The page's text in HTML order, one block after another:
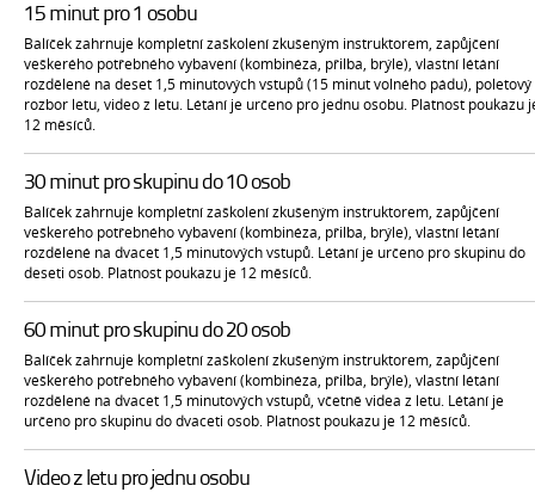
15 minut pro 1 osobu
Balíček zahrnuje kompletní zaškolení zkušeným instruktorem, zapůjčení
veškerého potřebného vybavení (kombinéza, přilba, brýle), vlastní létání
rozdělené na deset 1,5 minutových vstupů (15 minut volného pádu), poletový
rozbor letu, video z letu. Létání je určeno pro jednu osobu. Platnost poukazu
12 měsíců.
30 minut pro skupinu do 10 osob
Balíček zahrnuje kompletní zaškolení zkušeným instruktorem, zapůjčení
veškerého potřebného vybavení (kombinéza, přilba, brýle), vlastní létání
rozdělené na dvacet 1,5 minutových vstupů. Létání je určeno pro skupinu do
deseti osob. Platnost poukazu je 12 měsíců.
60 minut pro skupinu do 20 osob
Balíček zahrnuje kompletní zaškolení zkušeným instruktorem, zapůjčení
veškerého potřebného vybavení (kombinéza, přilba, brýle), vlastní létání
rozdělené na dvacet 1,5 minutových vstupů, včetně videa z letu. Létání je
určeno pro skupinu do dvaceti osob. Platnost poukazu je 12 měsíců.
Video z letu pro jednu osobu